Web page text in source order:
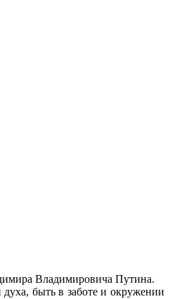
Владимировича Путина.
быть в заботе и окружении